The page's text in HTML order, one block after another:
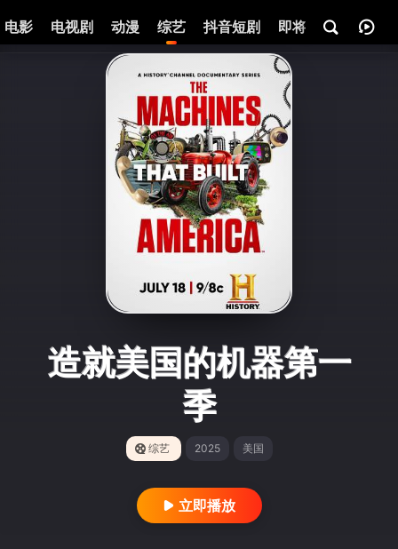
电影 电视剧 动漫 综艺 抖音短剧 即将热映 资讯
造就美国的机器第一
季
综艺 2025 美国
立即播放